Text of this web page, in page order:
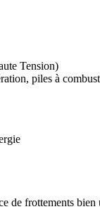
Tension)
piles à
de frottements